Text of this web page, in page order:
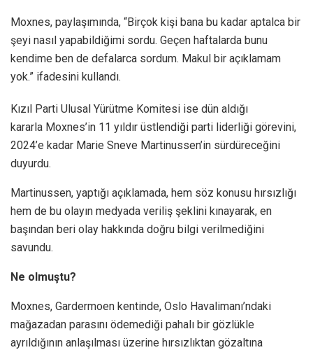
Moxnes, paylaşımında, “Birçok kişi bana bu kadar aptalca bir
şeyi nasıl yapabildiğimi sordu. Geçen haftalarda bunu
kendime ben de defalarca sordum. Makul bir açıklamam
yok.” ifadesini kullandı.
Kızıl Parti Ulusal Yürütme Komitesi ise dün aldığı
kararla Moxnes’in 11 yıldır üstlendiği parti liderliği görevini,
2024’e kadar Marie Sneve Martinussen’in sürdüreceğini
duyurdu.
Martinussen, yaptığı açıklamada, hem söz konusu hırsızlığı
hem de bu olayın medyada veriliş şeklini kınayarak, en
başından beri olay hakkında doğru bilgi verilmediğini
savundu.
Ne olmuştu?
Moxnes, Gardermoen kentinde, Oslo Havalimanı’ndaki
mağazadan parasını ödemediği pahalı bir gözlükle
ayrıldığının anlaşılması üzerine hırsızlıktan gözaltına